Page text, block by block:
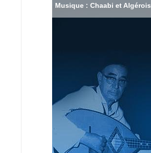
Musique : Chaabi et Algérois